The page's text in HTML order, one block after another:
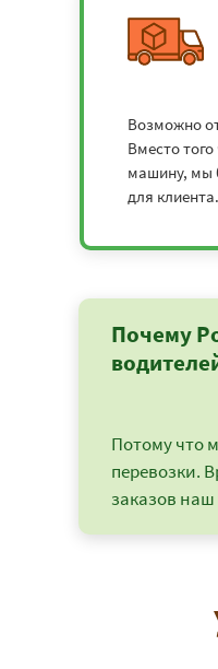
Возможно
Вместо
машину, мы
для клиента.
Почему
Потому что
перевозки.
заказов наш